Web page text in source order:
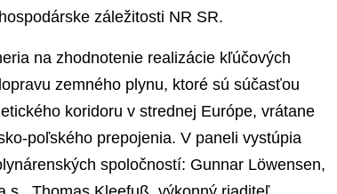
záležitosti NR SR.
na zhodnotenie realizácie kľúčových
zemného plynu, ktoré sú súčasťou
koridoru v strednej Európe, vrátane
poľského prepojenia. V paneli vystúpia
spoločností: Gunnar Löwensen,